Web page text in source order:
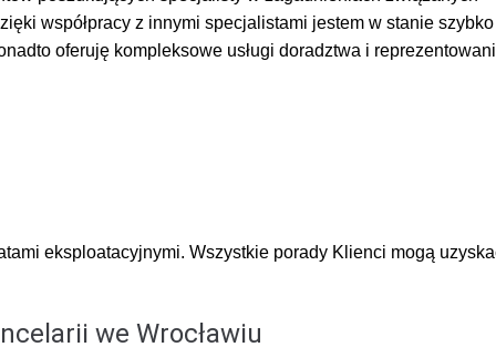
współpracy z innymi specjalistami jestem w stanie szybko
oferuję kompleksowe usługi doradztwa i
eksploatacyjnymi. Wszystkie porady Klienci mogą
we Wrocławiu